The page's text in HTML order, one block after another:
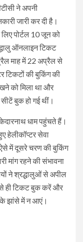
ने अपनी
जारी कर दी है।
पोर्टल 10 जून को
ऑनलाइन टिकट
माह में 22 अप्रैल से
टिकटों की बुकिंग की
को मिला था और
बुक हो गई थीं।
केदारनाथ धाम पहुंचते हैं।
हेलीकॉप्टर सेवा
में दूसरे चरण की बुकिंग
मांग रहने की संभावना
ने श्रद्धालुओं से अपील
ही टिकट बुक करें और
के झांसे में न आएं।